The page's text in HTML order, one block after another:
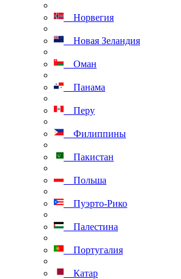
Норвегия
Новая Зеландия
Оман
Панама
Перу
Филиппины
Пакистан
Польша
Пуэрто-Рико
Палестина
Португалия
Катар